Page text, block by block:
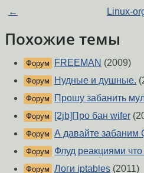
← Linux-
Похожие темы
Форум FREEMAN (2009)
Форум Нудные и душные.
Форум Прошу забанить
Форум [2jb]Про бан wifer
Форум А давайте забаним
Форум Флуд реакциями что
Форум Логи iptables (2011)